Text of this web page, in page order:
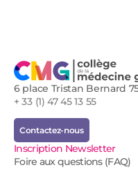
6 place Tristan Bernard
+ 33 (1) 47 45 13 55
Contactez-nous
Inscription Newsletter
Foire aux questions (FAQ)